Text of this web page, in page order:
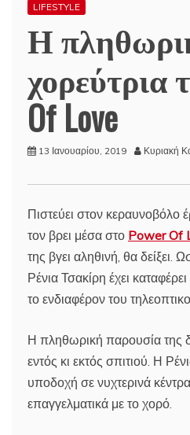
LIFESTYLE
Η
χορεύτρια
Of Love
13 Ιανουαρίου, 2019 Κυριακή
Πιστεύει στον κεραυνοβόλο
τον βρει μέσα στο Power Of
της βγει αληθινή, θα δείξει.
Ρένια Τσακίρη έχει
το ενδιαφέρον του
Η πληθωρική παρουσία της
εντός κι εκτός σπιτιού. Η
υποδοχή σε νυχτερινά
επαγγελματικά με το χορό.